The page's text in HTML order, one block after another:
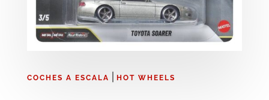
COCHES A ESCALA HOT WHEELS